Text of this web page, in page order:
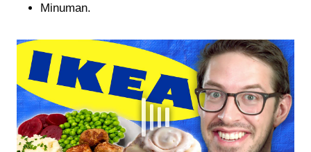
Minuman.